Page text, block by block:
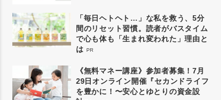
「毎日ヘトヘト…」な私を救う、5分
間のリセット習慣。読者がバスタイム
で心も体も「生まれ変われた」理由と
は PR
《無料マネー講座》参加者募集！7月
29日オンライン開催『セカンドライフ
を豊かに！〜安心とゆとりの資金設